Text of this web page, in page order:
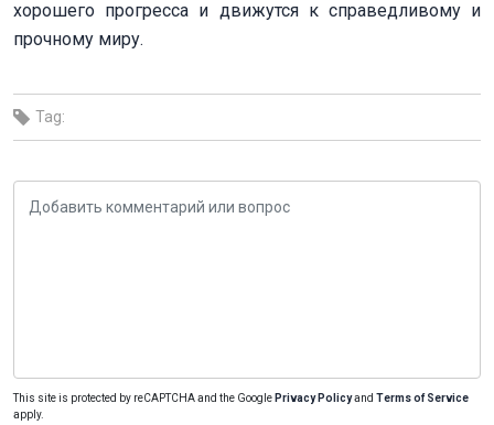
хорошего прогресса и движутся к справедливому и
прочному миру.
Tag:
This site is protected by reCAPTCHA and the Google Privacy Policyand Terms of Service
apply.